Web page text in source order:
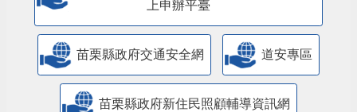
上申辦平臺
苗栗縣政府交通安全網 道安專區
苗栗縣政府新住民照顧輔導資訊網